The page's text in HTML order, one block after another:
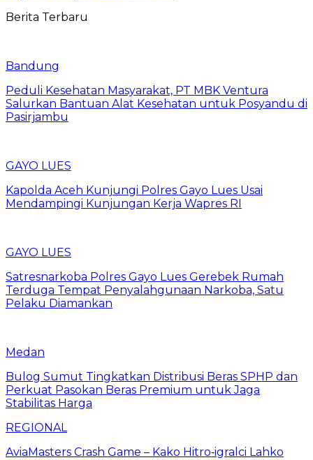
Berita Terbaru
Bandung
Peduli Kesehatan Masyarakat, PT MBK Ventura
Salurkan Bantuan Alat Kesehatan untuk Posyandu di
Pasirjambu
GAYO LUES
Kapolda Aceh Kunjungi Polres Gayo Lues Usai
Mendampingi Kunjungan Kerja Wapres RI
GAYO LUES
Satresnarkoba Polres Gayo Lues Gerebek Rumah
Terduga Tempat Penyalahgunaan Narkoba, Satu
Pelaku Diamankan
Medan
Bulog Sumut Tingkatkan Distribusi Beras SPHP dan
Perkuat Pasokan Beras Premium untuk Jaga
Stabilitas Harga
REGIONAL
AviaMasters Crash Game – Kako Hitro‑igralci Lahko